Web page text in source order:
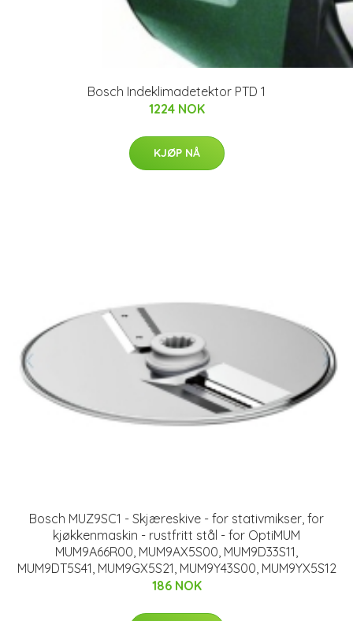
Bosch Indeklimadetektor PTD 1
1224 NOK
KJØP NÅ
Bosch MUZ9SC1 - Skjæreskive - for stativmikser, for
kjøkkenmaskin - rustfritt stål - for OptiMUM
MUM9A66R00, MUM9AX5S00, MUM9D33S11,
MUM9DT5S41, MUM9GX5S21, MUM9Y43S00, MUM9YX5S12
186 NOK